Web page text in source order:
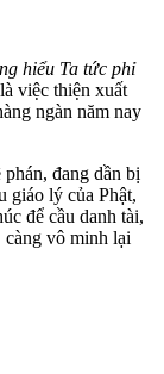
hiểu Ta tức phỉ
việc thiện xuất
ngàn năm nay
đang dần bị
giáo lý của Phật,
để cầu danh tài,
vô minh lại